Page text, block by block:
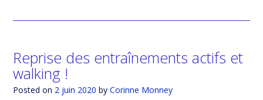
Reprise des entraînements actifs et
walking !
Posted on 2 juin 2020 by Corinne Monney